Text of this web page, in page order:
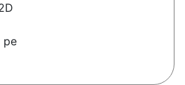
pe